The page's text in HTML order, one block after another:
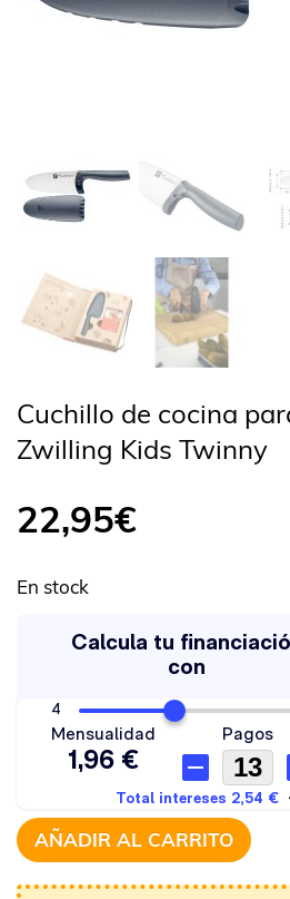
Cuchillo de cocina
Zwilling Kids Twinny
22,95€
En stock
AÑADIR AL CARRITO